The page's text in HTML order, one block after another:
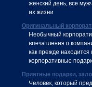
женский день, все
их жизни
Оригинальный
Необычный
впечатления о
как прежде
корпоративные
Приятные подарки,
Человек, который